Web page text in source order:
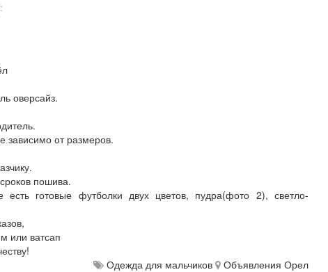
оверсайз.
зависимо от размеров.
пошива.
готовые футболки двух цветов, пудра(фото 2), светло-
или ватсап
Одежда для мальчиков
Объявления Орел